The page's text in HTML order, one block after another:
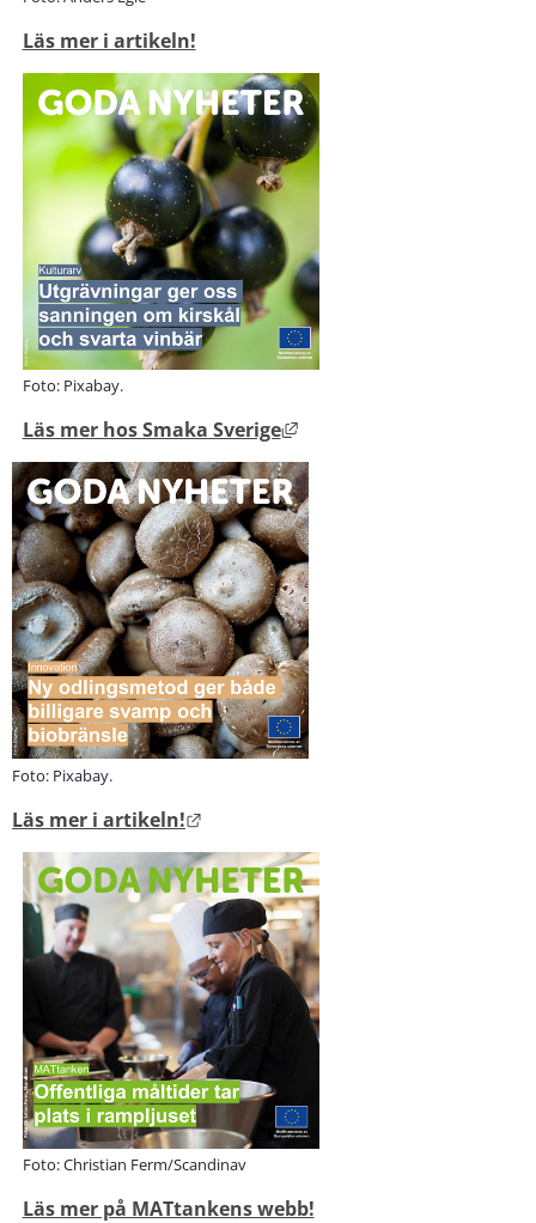
Läs mer i artikeln!
Foto: Pixabay.
Läs mer hos Smaka Sverige Länk till annan
Foto: Pixabay.
Läs mer i artikeln!
Foto: Christian Ferm/Scandinav
Läs mer på MATtankens webb!